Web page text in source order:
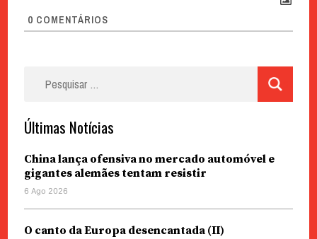
0 COMENTÁRIOS
Últimas Notícias
China lança ofensiva no mercado automóvel e
gigantes alemães tentam resistir
6 Ago 2026
O canto da Europa desencantada (II)